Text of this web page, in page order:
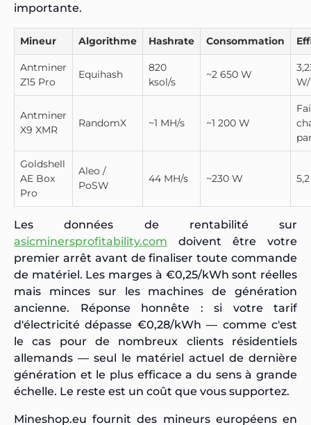
importante.
Mineur Algorithme Hashrate Consommation
Antminer
Z15 Pro
Equihash
820
ksol/s
~2 650 W
Antminer
X9 XMR
RandomX ~1 MH/s ~1 200 W
Goldshell
AE Box
Pro
Aleo /
PoSW
44 MH/s ~230 W
Les données de rentabilité sur
asicminersprofitability.com doivent être votre
premier arrêt avant de finaliser toute commande
de matériel. Les marges à €0,25/kWh sont réelles
mais minces sur les machines de génération
ancienne. Réponse honnête : si votre tarif
d'électricité dépasse €0,28/kWh — comme c'est
le cas pour de nombreux clients résidentiels
allemands — seul le matériel actuel de dernière
génération et le plus efficace a du sens à grande
échelle. Le reste est un coût que vous supportez.
Mineshop.eu fournit des mineurs européens en